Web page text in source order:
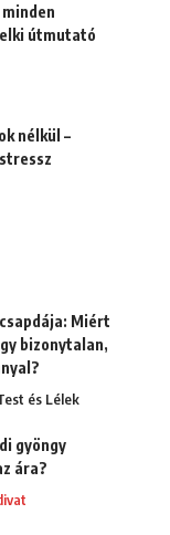
útmutató
nélkül –
Miért
bizonytalan,
és Lélek
gyöngy
ára?